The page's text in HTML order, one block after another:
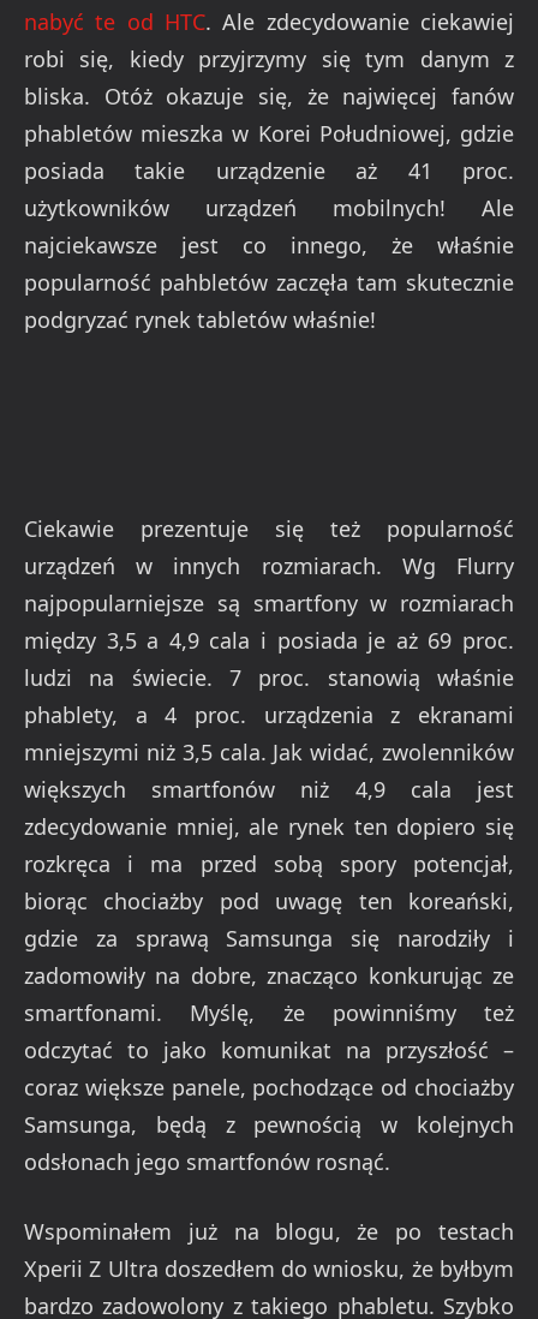
nabyć te od HTC. Ale zdecydowanie ciekawiej
robi się, kiedy przyjrzymy się tym danym z
bliska. Otóż okazuje się, że najwięcej fanów
phabletów mieszka w Korei Południowej, gdzie
posiada takie urządzenie aż 41 proc.
użytkowników urządzeń mobilnych! Ale
najciekawsze jest co innego, że właśnie
popularność pahbletów zaczęła tam skutecznie
podgryzać rynek tabletów właśnie!
Ciekawie prezentuje się też popularność
urządzeń w innych rozmiarach. Wg Flurry
najpopularniejsze są smartfony w rozmiarach
między 3,5 a 4,9 cala i posiada je aż 69 proc.
ludzi na świecie. 7 proc. stanowią właśnie
phablety, a 4 proc. urządzenia z ekranami
mniejszymi niż 3,5 cala. Jak widać, zwolenników
większych smartfonów niż 4,9 cala jest
zdecydowanie mniej, ale rynek ten dopiero się
rozkręca i ma przed sobą spory potencjał,
biorąc chociażby pod uwagę ten koreański,
gdzie za sprawą Samsunga się narodziły i
zadomowiły na dobre, znacząco konkurując ze
smartfonami. Myślę, że powinniśmy też
odczytać to jako komunikat na przyszłość –
coraz większe panele, pochodzące od chociażby
Samsunga, będą z pewnością w kolejnych
odsłonach jego smartfonów rosnąć.
Wspominałem już na blogu, że po testach
Xperii Z Ultra doszedłem do wniosku, że byłbym
bardzo zadowolony z takiego phabletu. Szybko